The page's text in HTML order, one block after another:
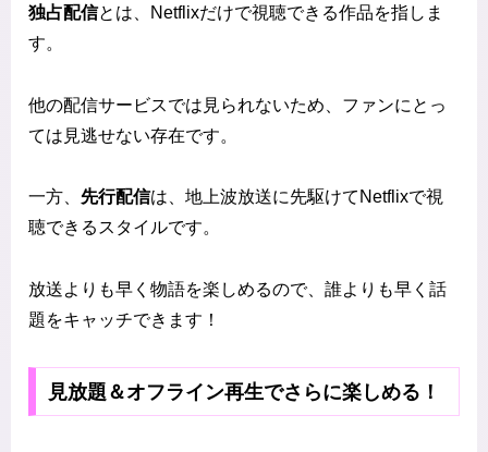
独占配信とは、Netflixだけで視聴できる作品を指しま
す。
他の配信サービスでは見られないため、ファンにとっ
ては見逃せない存在です。
一方、 先行配信は、地上波放送に先駆けてNetflixで視
聴できるスタイルです。
放送よりも早く物語を楽しめるので、誰よりも早く話
題をキャッチできます！
見放題＆オフライン再生でさらに楽しめる！